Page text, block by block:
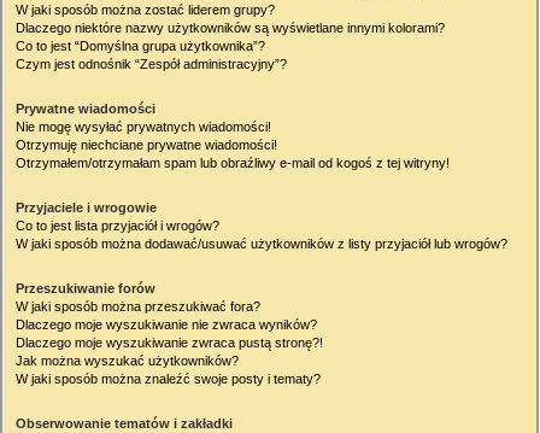
W jaki sposób można zostać liderem grupy?
Dlaczego niektóre nazwy użytkowników są wyświetlane innymi kolorami?
Co to jest “Domyślna grupa użytkownika”?
Czym jest odnośnik “Zespół administracyjny”?
Prywatne wiadomości
Nie mogę wysyłać prywatnych wiadomości!
Otrzymuję niechciane prywatne wiadomości!
Otrzymałem/otrzymałam spam lub obraźliwy e-mail od kogoś z tej witryny!
Przyjaciele i wrogowie
Co to jest lista przyjaciół i wrogów?
W jaki sposób można dodawać/usuwać użytkowników z listy przyjaciół lub wrogów?
Przeszukiwanie forów
W jaki sposób można przeszukiwać fora?
Dlaczego moje wyszukiwanie nie zwraca wyników?
Dlaczego moje wyszukiwanie zwraca pustą stronę?!
Jak można wyszukać użytkowników?
W jaki sposób można znaleźć swoje posty i tematy?
Obserwowanie tematów i zakładki